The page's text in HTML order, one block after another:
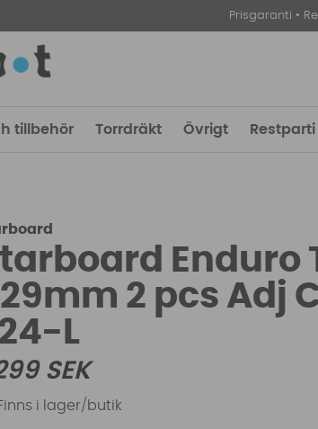
Prisgaranti •
tillbehör Torrdräkt Övrigt Restparti
Enduro
2 pcs Adj
L
SEK
i lager/butik